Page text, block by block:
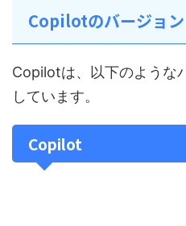
Copilotのバージョ
Copilotは、以下のような
しています。
Copilot